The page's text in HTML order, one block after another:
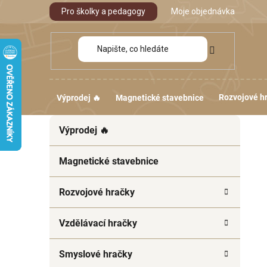
Pro školky a pedagogy Moje objednávka
Výprodej 🔥 Magnetické stavebnice Rozvojové
kategorie
t
g
i
Výprodej 🔥
Magnetické stavebnice
Rozvojové hračky
Vzdělávací hračky
Smyslové hračky